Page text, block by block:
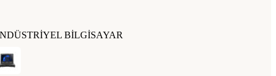
BILGISAYAR